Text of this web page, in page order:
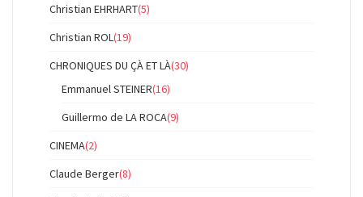
Christian EHRHART(5)
Christian ROL(19)
CHRONIQUES DU ÇÀ ET LÀ(30)
Emmanuel STEINER(16)
Guillermo de LA ROCA(9)
CINEMA(2)
Claude Berger(8)